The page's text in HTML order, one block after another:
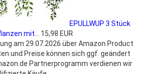
EPULLWUP 3 Stück
mit...
15,98 EUR
am 29.07.2026 über Amazon Product
und Preise können sich ggf. geändert
Partnerprogramm verdienen wir